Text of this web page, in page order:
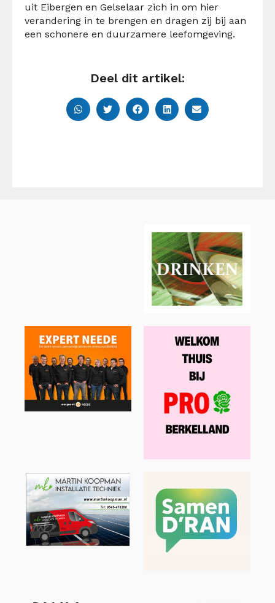
uit Eibergen en Gelselaar zich in om hier
verandering in te brengen en dragen zij bij aan
een schonere en duurzamere leefomgeving.
Deel dit artikel: